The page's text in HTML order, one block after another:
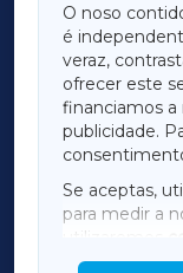
O noso
é
veraz,
ofrecer este
financiamos
publicidade.
Se aceptas,
para medir a
utilizaremos
mostrar